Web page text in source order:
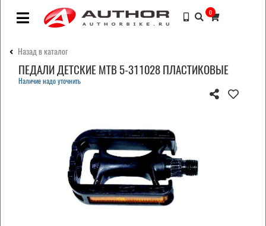
0
Назад в каталог
ПЕДАЛИ ДЕТСКИЕ MTB 5-311028 ПЛАСТИКОВЫЕ
Наличие надо уточнить